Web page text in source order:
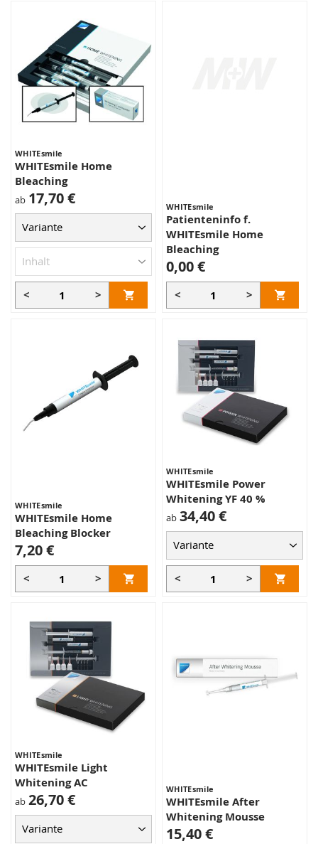
WHITEsmile
WHITEsmile Home
Bleaching
ab 17,70 €
< >
WHITEsmile
Patienteninfo f.
WHITEsmile Home
Bleaching
0,00 €
< >
WHITEsmile
WHITEsmile Home
Bleaching Blocker
7,20 €
< >
WHITEsmile
WHITEsmile Power
Whitening YF 40 %
ab 34,40 €
< >
WHITEsmile
WHITEsmile Light
Whitening AC
ab 26,70 €
WHITEsmile
WHITEsmile After
Whitening Mousse
15,40 €